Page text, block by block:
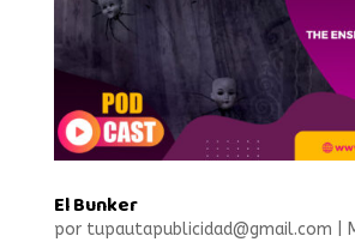
El Bunker
por tupautapublicidad@gmail.com